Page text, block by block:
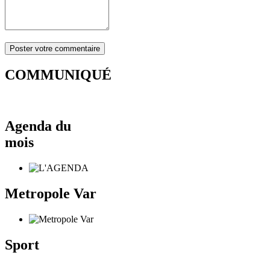
COMMUNIQUÉ
Agenda du
mois
Metropole Var
Sport